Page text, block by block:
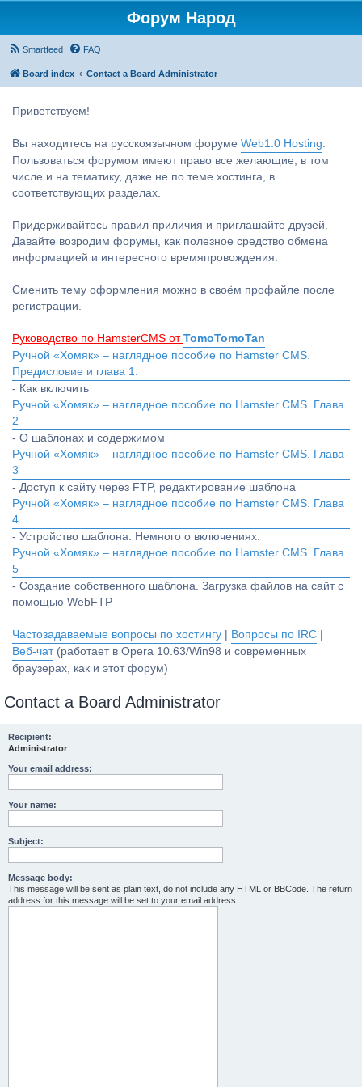
Форум Народ
Smartfeed FAQ
Board index Contact a Board Administrator
Приветствуем!
Вы находитесь на русскоязычном форуме Web1.0 Hosting.
Пользоваться форумом имеют право все желающие, в том
числе и на тематику, даже не по теме хостинга, в
соответствующих разделах.
Придерживайтесь правил приличия и приглашайте друзей.
Давайте возродим форумы, как полезное средство обмена
информацией и интересного времяпровождения.
Сменить тему оформления можно в своём профайле после
регистрации.
Руководство по HamsterCMS от TomoTomoTan
Ручной «Хомяк» – наглядное пособие по Hamster CMS.
Предисловие и глава 1.
- Как включить
Ручной «Хомяк» – наглядное пособие по Hamster CMS. Глава
2
- О шаблонах и содержимом
Ручной «Хомяк» – наглядное пособие по Hamster CMS. Глава
3
- Доступ к сайту через FTP, редактирование шаблона
Ручной «Хомяк» – наглядное пособие по Hamster CMS. Глава
4
- Устройство шаблона. Немного о включениях.
Ручной «Хомяк» – наглядное пособие по Hamster CMS. Глава
5
- Создание собственного шаблона. Загрузка файлов на сайт с
помощью WebFTP
Частозадаваемые вопросы по хостингу Вопросы по IRC
Веб-чат(работает в Opera 10.63/Win98 и современных
браузерах, как и этот форум)
Contact a Board Administrator
Recipient:
Administrator
Your email address:
Your name:
Subject:
Message body:
This message will be sent as plain text, do not include any HTML or BBCode. The return
address for this message will be set to your email address.